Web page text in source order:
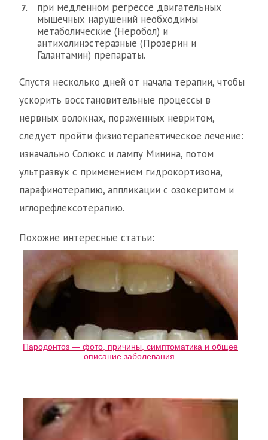
при медленном регрессе двигательных
мышечных нарушений необходимы
метаболические (Неробол) и
антихолинэстеразные (Прозерин и
Галантамин) препараты.
Спустя несколько дней от начала терапии, чтобы
ускорить восстановительные процессы в
нервных волокнах, пораженных невритом,
следует пройти физиотерапевтическое лечение:
изначально Солюкс и лампу Минина, потом
ультразвук с применением гидрокортизона,
парафинотерапию, аппликации с озокеритом и
иглорефлексотерапию.
Похожие интересные статьи:
Пародонтоз — фото, причины, симптоматика и общее
описание заболевания.